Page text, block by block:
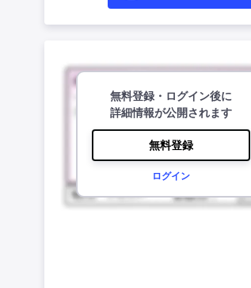
無料登録・ログイン後に
詳細情報が公開されます
無料登録
ログイン